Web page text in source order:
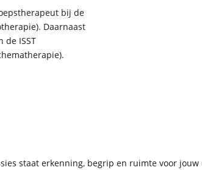
bij de
Daarnaast
de ISST
staat erkenning, begrip en ruimte voor